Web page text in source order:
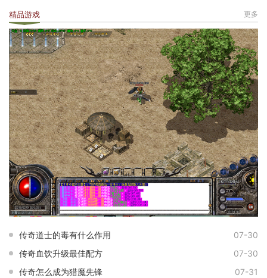
精品游戏 更多
传奇道士的毒有什么作用
07-30
传奇血饮升级最佳配方
07-30
传奇怎么成为猎魔先锋
07-31